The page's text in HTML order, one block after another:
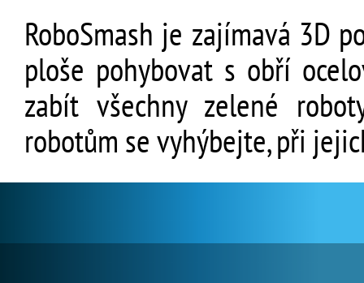
RoboSmash je zajímavá 3D
ploše pohybovat s obří
zabít všechny zelené
robotům se vyhýbejte, při